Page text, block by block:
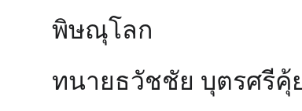
พิษณุโลก
ทนายธวัชชัย บุตรศรีคุ้